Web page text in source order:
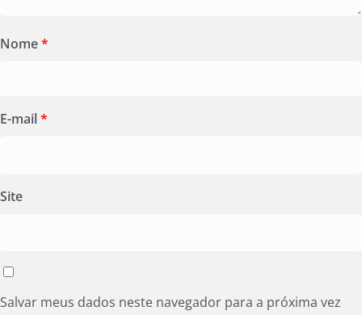
Nome*
E-mail*
Site
Salvar meus dados neste navegador para a próxima vez